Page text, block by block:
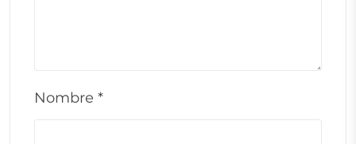
Nombre *